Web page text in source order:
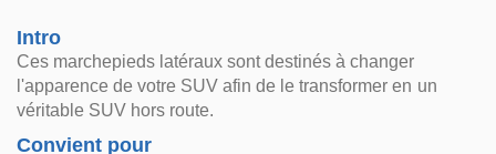
Intro
Ces marchepieds latéraux sont destinés à changer
l'apparence de votre SUV afin de le transformer en un
véritable SUV hors route.
Convient pour